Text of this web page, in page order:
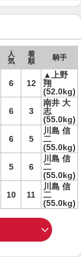
人
気
着
順
騎手
6 12
▲上野
翔
(52.0kg)
6 3
南井 大
志
(55.0kg)
6 5
川島 信
二
(55.0kg)
5 6
川島 信
二
(55.0kg)
10 11
川島 信
二
(55.0kg)